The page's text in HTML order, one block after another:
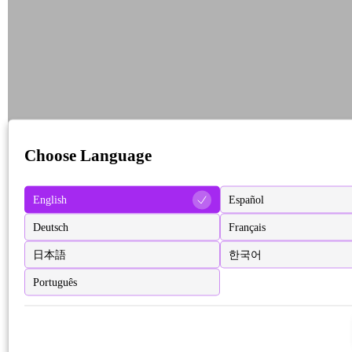
Choose Language
English Español
Deutsch Français
日本語 한국어
Português